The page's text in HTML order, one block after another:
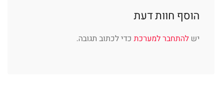
הוסף חוות דעת
יש להתחבר למערכת כדי לכתוב תגובה.